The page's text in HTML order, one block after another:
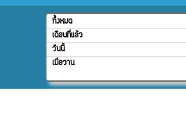
ทั้งหมด
เดือนที่แล้ว
วันนี้
เมื่อวาน